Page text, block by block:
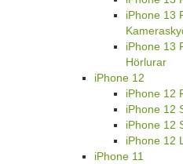
iPhone 13
iPhone 13
Hörlurar
iPhone 12
iPhone 12
iPhone 12
iPhone 12
iPhone 12
iPhone 11